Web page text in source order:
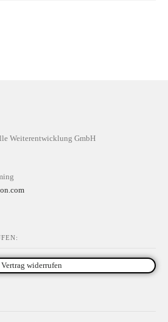
Weiterentwicklung GmbH
Vertrag widerrufen